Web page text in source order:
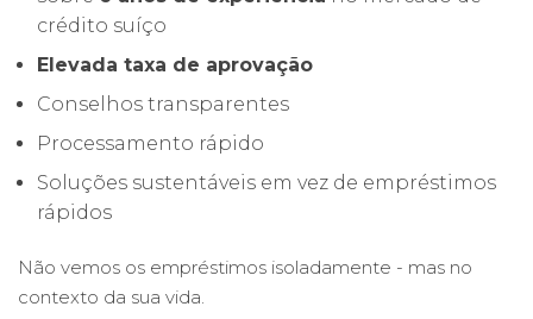
crédito suíço
Elevada taxa de aprovação
Conselhos transparentes
Processamento rápido
Soluções sustentáveis em vez de empréstimos
rápidos
Não vemos os empréstimos isoladamente - mas no
contexto da sua vida.